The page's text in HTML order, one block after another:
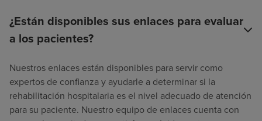
¿Están disponibles sus enlaces para evaluar
a los pacientes?
Nuestros enlaces están disponibles para servir como
expertos de confianza y ayudarle a determinar si la
rehabilitación hospitalaria es el nivel adecuado de atención
para su paciente. Nuestro equipo de enlaces cuenta con